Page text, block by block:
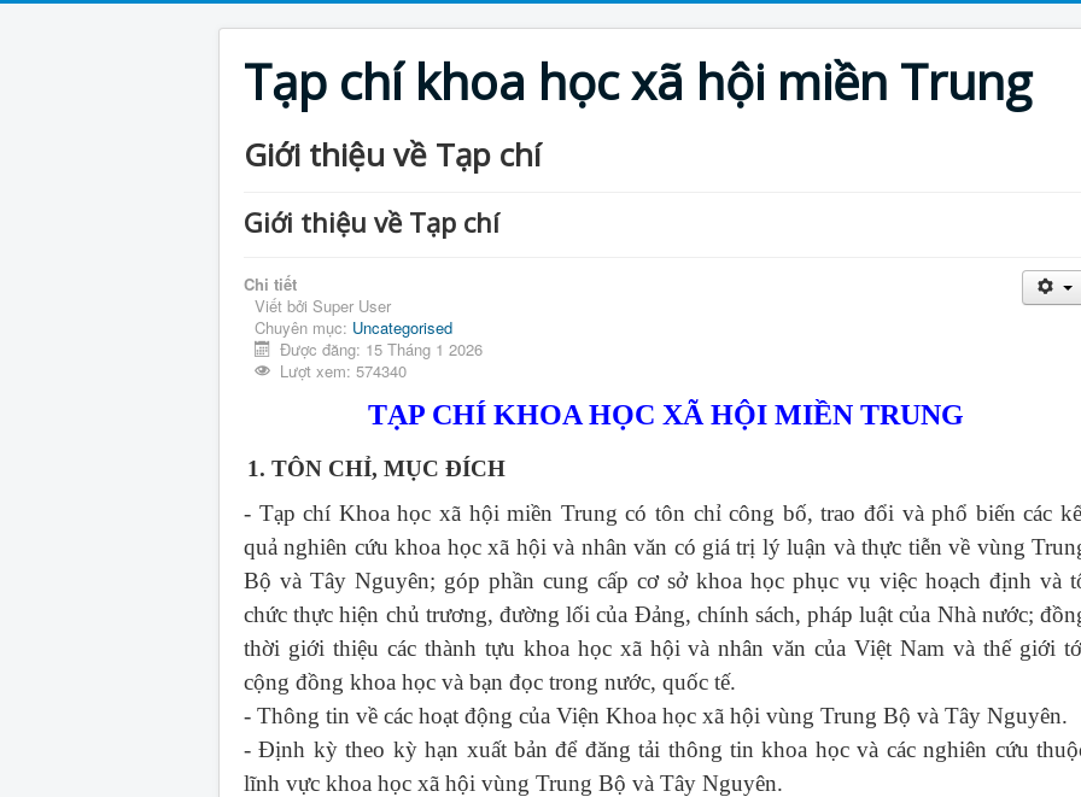
Tạp chí khoa học xã hội miền Trung
Giới thiệu về Tạp chí
Giới thiệu về Tạp chí
Chi tiết
Viết bởi Super User
Chuyên mục: Uncategorised
Được đăng: 15 Tháng 1 2026
Lượt xem: 574340
TẠP CHÍ KHOA HỌC XÃ HỘI MIỀN TRUNG
1. TÔN CHỈ, MỤC ĐÍCH
- Tạp chí Khoa học xã hội miền Trung có tôn chỉ công bố, trao đổi và phổ biến các
quả nghiên cứu khoa học xã hội và nhân văn có giá trị lý luận và thực tiễn về vùng
Bộ và Tây Nguyên; góp phần cung cấp cơ sở khoa học phục vụ việc hoạch định và
chức thực hiện chủ trương, đường lối của Đảng, chính sách, pháp luật của Nhà nước;
thời giới thiệu các thành tựu khoa học xã hội và nhân văn của Việt Nam và thế giới
cộng đồng khoa học và bạn đọc trong nước, quốc tế.
- Thông tin về các hoạt động của Viện Khoa học xã hội vùng Trung Bộ và Tây Nguyên.
- Định kỳ theo kỳ hạn xuất bản để đăng tải thông tin khoa học và các nghiên cứu
lĩnh vực khoa học xã hội vùng Trung Bộ và Tây Nguyên.